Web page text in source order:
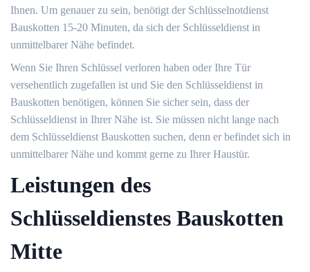
Ihnen. Um genauer zu sein, benötigt der Schlüsselnotdienst
Bauskotten 15-20 Minuten, da sich der Schlüsseldienst in
unmittelbarer Nähe befindet.
Wenn Sie Ihren Schlüssel verloren haben oder Ihre Tür
versehentlich zugefallen ist und Sie den Schlüsseldienst in
Bauskotten benötigen, können Sie sicher sein, dass der
Schlüsseldienst in Ihrer Nähe ist. Sie müssen nicht lange nach
dem Schlüsseldienst Bauskotten suchen, denn er befindet sich in
unmittelbarer Nähe und kommt gerne zu Ihrer Haustür.
Leistungen des
Schlüsseldienstes Bauskotten
Mitte